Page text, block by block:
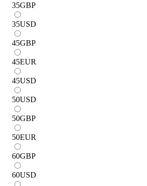
35GBP
35USD
45GBP
45EUR
45USD
50USD
50GBP
50EUR
60GBP
60USD